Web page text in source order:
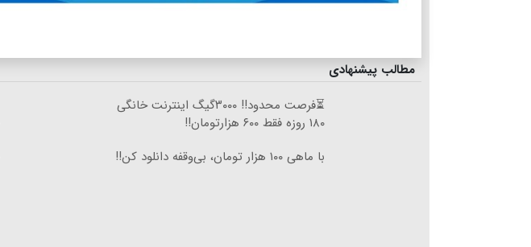
مطالب پیشنهادی
⏳فرصت محدود!! ۳۰۰۰گیگ اینترنت خانگی
۱۸۰ روزه فقط ۶۰۰ هزارتومان!!
با ماهی ۱۰۰ هزار تومان، بی‌وقفه دانلود کن!!